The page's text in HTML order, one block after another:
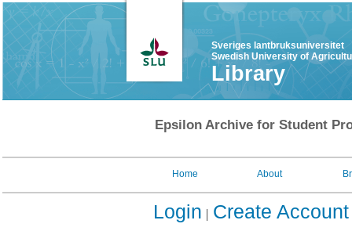
Sveriges lantbruksuniversitet
Swedish University of
Library
Epsilon Archive for Student
Home About
Login Create Account